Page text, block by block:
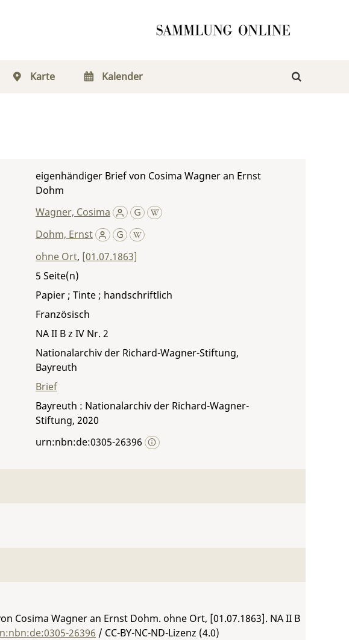
Karte Kalender
eigenhändiger Brief von Cosima Wagner an Ernst
Dohm
Wagner, Cosima
Dohm, Ernst
ohne Ort, [01.07.1863]
5
Papier ; Tinte ; handschriftlich
Französisch
NA II B z IV Nr. 2
Nationalarchiv der Richard-Wagner-Stiftung,
Bayreuth
Brief
Bayreuth : Nationalarchiv der Richard-Wagner-
Stiftung, 2020
urn:nbn:de:0305-26396
Cosima Wagner an Ernst Dohm. ohne Ort, [01.07.1863]. NA II B
26396 / CC-BY-NC-ND-Lizenz (4.0)